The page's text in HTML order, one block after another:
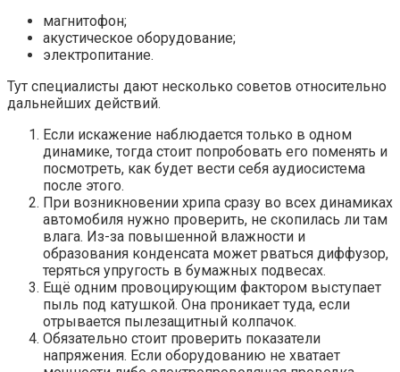
магнитофон;
акустическое оборудование;
электропитание.
Тут специалисты дают несколько советов относительно
дальнейших действий.
Если искажение наблюдается только в одном
динамике, тогда стоит попробовать его поменять и
посмотреть, как будет вести себя аудиосистема
после этого.
При возникновении хрипа сразу во всех динамиках
автомобиля нужно проверить, не скопилась ли там
влага. Из-за повышенной влажности и
образования конденсата может рваться диффузор,
теряться упругость в бумажных подвесах.
Ещё одним провоцирующим фактором выступает
пыль под катушкой. Она проникает туда, если
отрывается пылезащитный колпачок.
Обязательно стоит проверить показатели
напряжения. Если оборудованию не хватает